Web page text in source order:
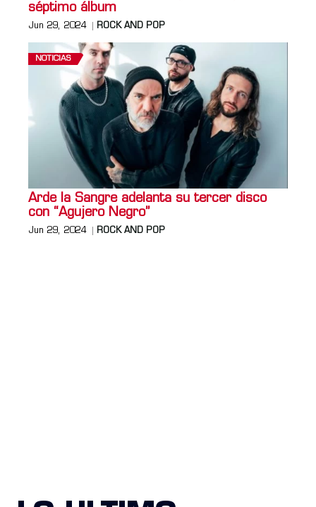
séptimo álbum
Jun 29, 2024 ROCK AND POP
NOTICIAS
Arde la Sangre adelanta su tercer disco
con “Agujero Negro”
Jun 29, 2024 ROCK AND POP